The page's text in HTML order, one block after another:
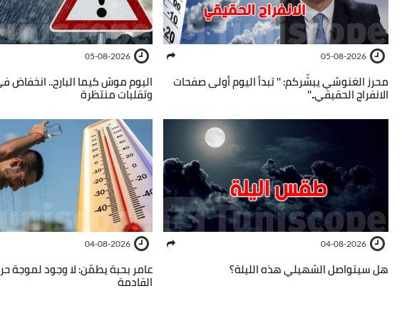
05-08-2026
محرز الغنوشي يبشّركم: '' تبدأ اليوم أولى صفحات
الانفراج الحقيقي..''
05-08-2026
اليوم موش كيما البارح.. انخفاض
وتقلبات منتظرة
04-08-2026
هل سيتواصل الشهيلي هذه الليلة؟
04-08-2026
عامر بحبة يطمّن: لا وجود لموجة
القادمة